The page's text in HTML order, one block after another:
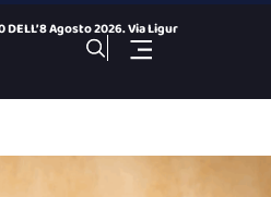
DELL’ 8 Agosto 2026. Via Ligur
la seduta straordinaria della Co
della Commissione Ambie
dei Giochi nelle vie del